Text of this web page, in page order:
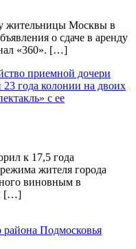
жительницы Москвы в
о сдаче в аренду
«360». […]
года колонии на двоих
с ее
к 17,5 года
жителя города
виновным в
[…]
района Подмосковья